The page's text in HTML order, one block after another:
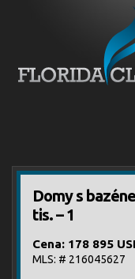
Domy s
tis. – 1
Cena: 178 895
MLS: # 216045627